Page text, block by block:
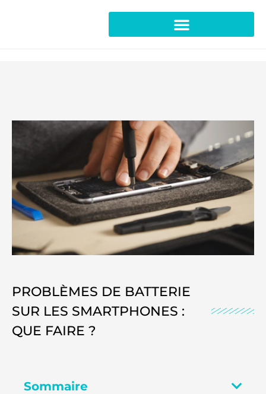
PROBLÈMES DE BATTERIE
SUR LES SMARTPHONES :
QUE FAIRE ?
Sommaire